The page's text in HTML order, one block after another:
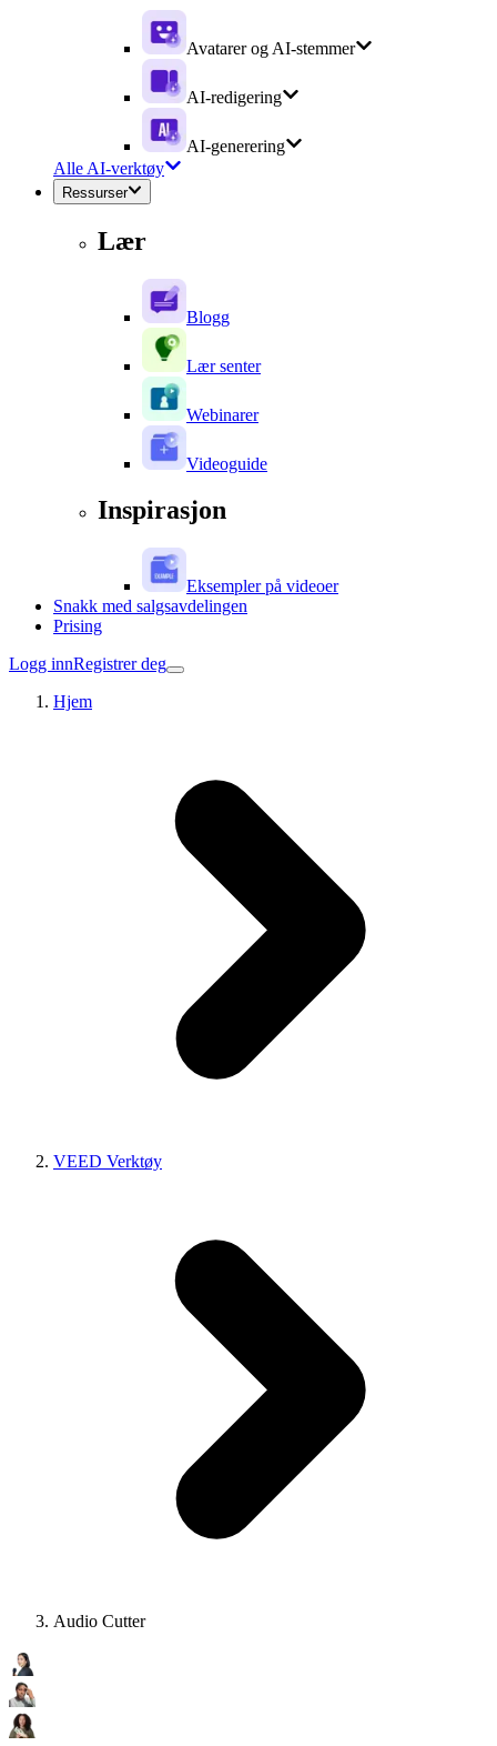
Avatarer og AI-stemmer
AI-redigering
AI-generering
Alle AI-verktøy
Ressurser
Lær
Blogg
Lær senter
Webinarer
Videoguide
Inspirasjon
Eksempler på videoer
Snakk med salgsavdelingen
Prising
Logg innRegistrer deg
Hjem
VEED Verktøy
Audio Cutter